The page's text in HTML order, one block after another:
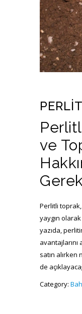
ve
Perlitli
yaygın
yazıda,
avantajlarını
satın
de
Category: